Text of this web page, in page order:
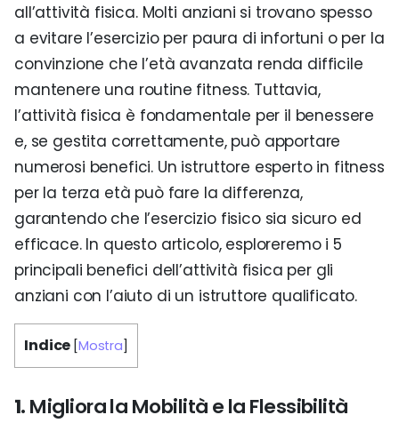
all’attività fisica. Molti anziani si trovano spesso
a evitare l’esercizio per paura di infortuni o per la
convinzione che l’età avanzata renda difficile
mantenere una routine fitness. Tuttavia,
l’attività fisica è fondamentale per il benessere
e, se gestita correttamente, può apportare
numerosi benefici. Un istruttore esperto in fitness
per la terza età può fare la differenza,
garantendo che l’esercizio fisico sia sicuro ed
efficace. In questo articolo, esploreremo i 5
principali benefici dell’attività fisica per gli
anziani con l’aiuto di un istruttore qualificato.
Indice [Mostra]
1.Migliora la Mobilità e la Flessibilità